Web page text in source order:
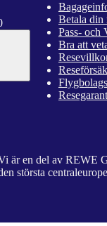
Betala din
Pass- och
Bra att
är en del av REWE
största